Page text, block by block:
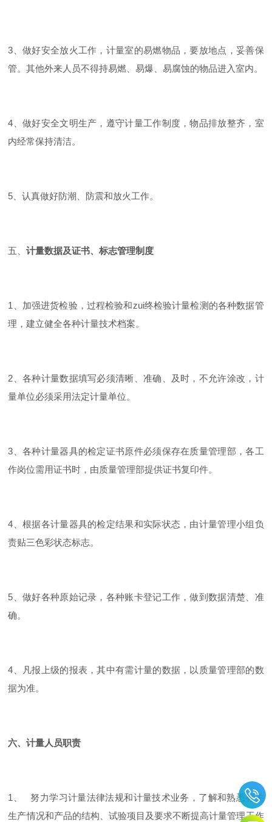
3、做好安全放火工作，计量室的易燃物品，要放地点，妥善保
管。其他外来人员不得持易燃、易爆、易腐蚀的物品进入室内。
4、做好安全文明生产，遵守计量工作制度，物品排放整齐，室
内经常保持清洁。
5、认真做好防潮、防震和放火工作。
五、计量数据及证书、标志管理制度
1、加强进货检验，过程检验和zui终检验计量检测的各种数据管
理，建立健全各种计量技术档案。
2、各种计量数据填写必须清晰、准确、及时，不允许涂改，计
量单位必须采用法定计量单位。
3、各种计量器具的检定证书原件必须保存在质量管理部，各工
作岗位需用证书时，由质量管理部提供证书复印件。
4、根据各计量器具的检定结果和实际状态，由计量管理小组负
责贴三色彩状态标志。
5、做好各种原始记录，各种账卡登记工作，做到数据清楚、准
确。
4、凡报上级的报表，其中有需计量的数据，以质量管理部的数
据为准。
六、计量人员职责
1、 努力学习计量法律法规和计量技术业务，了解和熟悉有关
生产情况和产品的结构、试验项目及要求不断提高计量管理工作